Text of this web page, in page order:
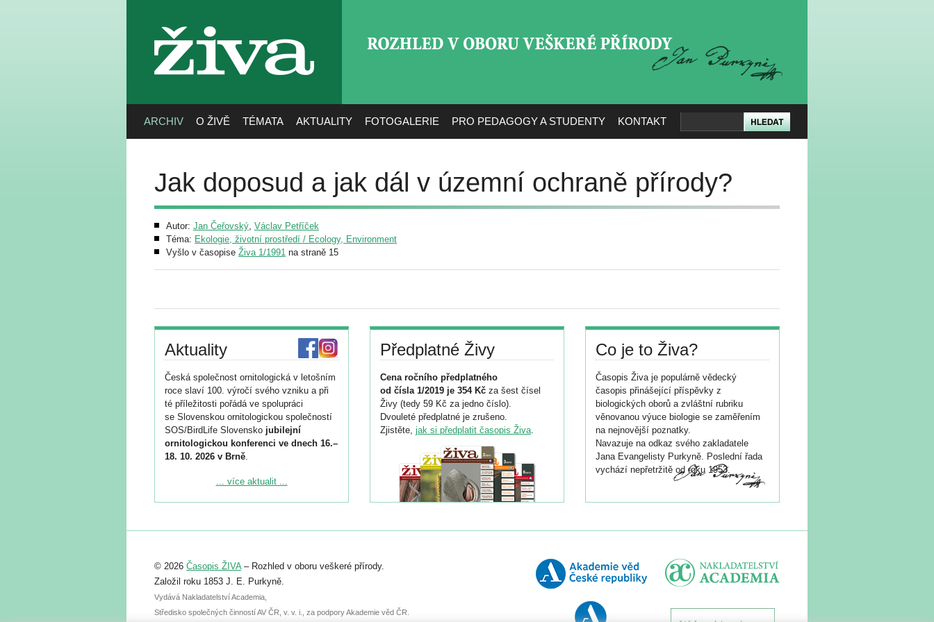
živa
ARCHIV O ŽIVĚ TÉMATA AKTUALITY FOTOGALERIE PRO PEDAGOGY A STUDENTY KONTAKT
Jak doposud a jak dál v územní ochraně přírody?
Autor: Jan Čeřovský, Václav Petříček
Téma: Ekologie, životní prostředí / Ecology, Environment
Vyšlo v časopise Živa 1/1991 na straně 15
Aktuality
Česká společnost ornitologická v letošním
roce slaví 100. výročí svého vzniku a při
té příležitosti pořádá ve spolupráci
se Slovenskou ornitologickou společností
SOS/BirdLife Slovensko jubilejní
ornitologickou konferenci ve dnech 16.–
18. 10. 2026 v Brně.
Podrobnější informace ke konferenci
Registrovat se můžete do 6. září.
abstraktu přihlášené přednášky nebo
posteru je už 30. června.
... více aktualit ...
Předplatné Živy
Cena ročního předplatného
od čísla 1/2019 je 354 Kč za šest čísel
Živy (tedy 59 Kč za jedno číslo).
Dvouleté předplatné je zrušeno.
Zjistěte, jak si předplatit časopis Živa.
Co je to Živa?
Časopis Živa je populárně vědecký
časopis přinášející příspěvky z
biologických oborů a zvláštní rubriku
věnovanou výuce biologie se zaměřením
na nejnovější poznatky.
Navazuje na odkaz svého zakladatele
Jana Evangelisty Purkyně. Poslední řada
vychází nepřetržitě od roku 1953.
© 2026 Časopis ŽIVA– Rozhled v oboru veškeré přírody.
Založil roku 1853 J. E. Purkyně.
Vydává Nakladatelství Academia,
Středisko společných činností AV ČR, v. v. i., za podpory Akademie věd ČR.